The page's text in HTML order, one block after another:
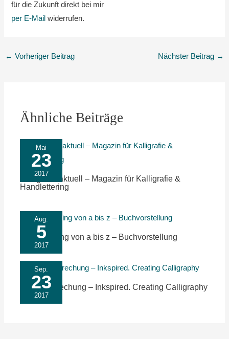
für die Zukunft direkt bei mir
per E-Mail widerrufen.
← Vorheriger Beitrag Nächster Beitrag →
Ähnliche Beiträge
Mai
23
2017
Kalligrafie aktuell – Magazin für Kalligrafie &
Handlettering
Aug.
5
2017
Handlettering von a bis z – Buchvorstellung
Sep.
23
2017
Buchbesprechung – Inkspired. Creating Calligraphy